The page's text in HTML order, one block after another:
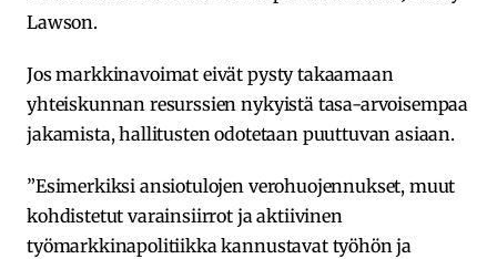
Lawson.
Jos markkinavoimat eivät pysty takaamaan
yhteiskunnan resurssien nykyistä tasa-arvoisempaa
jakamista, hallitusten odotetaan puuttuvan asiaan.
”Esimerkiksi ansiotulojen verohuojennukset, muut
kohdistetut varainsiirrot ja aktiivinen
työmarkkinapolitiikka kannustavat työhön ja